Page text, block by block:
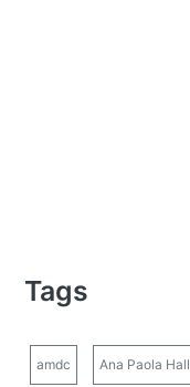
Tags
amdc Ana Paola Hall